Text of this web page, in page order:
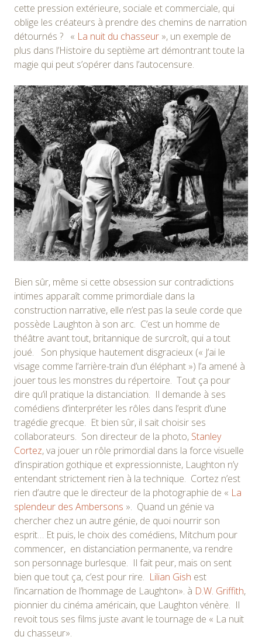
cette pression extérieure, sociale et commerciale, qui
oblige les créateurs à prendre des chemins de narration
détournés ? « La nuit du chasseur », un exemple de
plus dans l’Histoire du septième art démontrant toute la
magie qui peut s’opérer dans l’autocensure.
Bien sûr, même si cette obsession sur contradictions
intimes apparaît comme primordiale dans la
construction narrative, elle n’est pas la seule corde que
possède Laughton à son arc. C’est un homme de
théâtre avant tout, britannique de surcroît, qui a tout
joué. Son physique hautement disgracieux (« J’ai le
visage comme l’arrière-train d’un éléphant ») l’a amené à
jouer tous les monstres du répertoire. Tout ça pour
dire qu’il pratique la distanciation. Il demande à ses
comédiens d’interpréter les rôles dans l’esprit d’une
tragédie grecque. Et bien sûr, il sait choisir ses
collaborateurs. Son directeur de la photo, Stanley
Cortez, va jouer un rôle primordial dans la force visuelle
d’inspiration gothique et expressionniste, Laughton n’y
entendant strictement rien à la technique. Cortez n’est
rien d’autre que le directeur de la photographie de « La
splendeur des Ambersons ». Quand un génie va
chercher chez un autre génie, de quoi nourrir son
esprit… Et puis, le choix des comédiens, Mitchum pour
commencer, en distanciation permanente, va rendre
son personnage burlesque. Il fait peur, mais on sent
bien que tout ça, c’est pour rire. Lilian Gish est
l’incarnation de l’hommage de Laughton». à D.W. Griffith,
pionnier du cinéma américain, que Laughton vénère. Il
revoit tous ses films juste avant le tournage de « La nuit
du chasseur».